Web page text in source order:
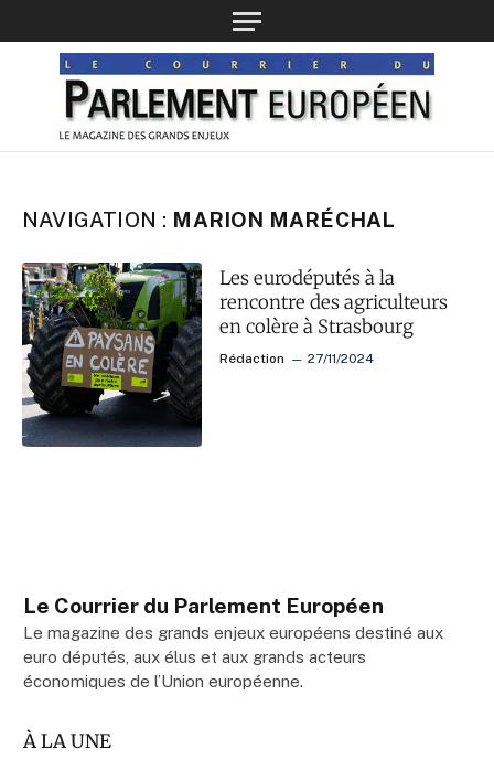
NAVIGATION : MARION MARÉCHAL
Les eurodéputés à la
rencontre des agriculteurs
en colère à Strasbourg
Rédaction 27/11/2024
Le Courrier du Parlement Européen
Le magazine des grands enjeux européens destiné aux
euro députés, aux élus et aux grands acteurs
économiques de l’Union européenne.
À LA UNE